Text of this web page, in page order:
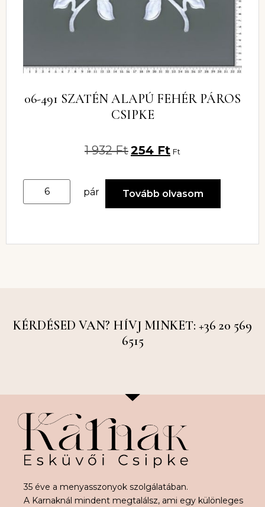
06-491 SZATÉN ALAPÚ FEHÉR PÁROS
CSIPKE
1 932Ft254 Ft Ft
pár Tovább olvasom
KÉRDÉSED VAN? HÍVJ MINKET: +36 20 569
6515
35 éve a menyasszonyok szolgálatában.
A Karnaknál mindent megtalálsz, ami egy különleges